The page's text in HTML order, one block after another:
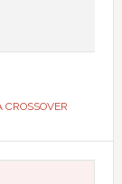
CROSSOVER